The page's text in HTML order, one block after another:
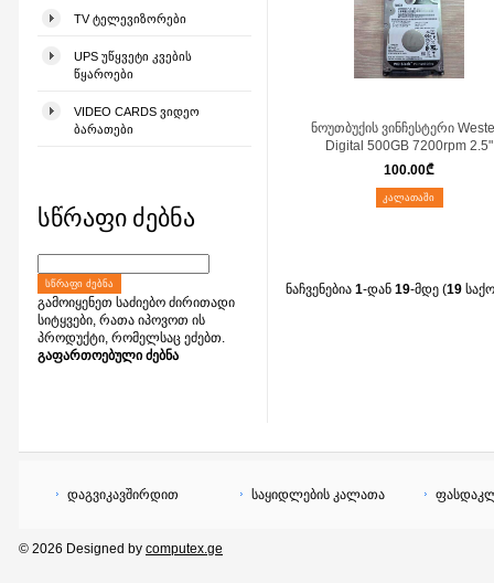
TV ᲢᲔᲚᲔᲕᲘᲖᲝᲠᲔᲑᲘ
UPS ᲣᲬᲧᲕᲔᲢᲘ ᲙᲕᲔᲑᲘᲡ
ᲬᲧᲐᲠᲝᲔᲑᲘ
VIDEO CARDS ᲕᲘᲓᲔᲝ
ᲑᲐᲠᲐᲗᲔᲑᲘ
სწრაფი ძებნა
ᲡᲬᲠᲐᲤᲘ ᲫᲔᲑᲜᲐ
გამოიყენეთ საძიებო ძირითადი
სიტყვები, რათა იპოვოთ ის
პროდუქტი, რომელსაც ეძებთ.
გაფართოებული ძებნა
ნოუთბუქის ვინჩესტერი
Digital 500GB 7200rpm 2.5"
100.00₾
ᲙᲐᲚᲐᲗᲐᲨᲘ
ნაჩვენებია 1-დან 19-მდე (19
დაგვიკავშირდით საყიდლების კალათა
© 2026 Designed by computex.ge